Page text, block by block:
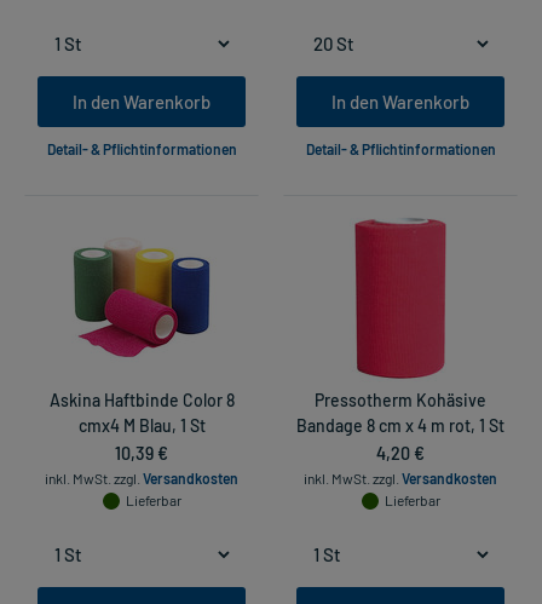
In den Warenkorb
Detail- & Pflichtinformationen
In den Warenkorb
Detail- & Pflichtinformationen
Askina Haftbinde Color 8
cmx4 M Blau, 1 St
10,39 €
inkl. MwSt. zzgl. Versandkosten
Lieferbar
Pressotherm Kohäsive
Bandage 8 cm x 4 m rot, 1 St
4,20 €
inkl. MwSt. zzgl. Versandkosten
Lieferbar